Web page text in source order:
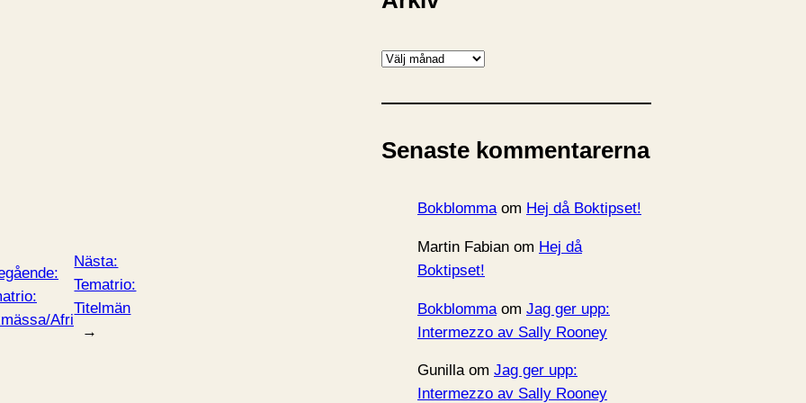
Afri
Nästa:
Tematrio:
Titelmän
→
A
k
v
Senaste kommentarerna
Bokblommaom Hej då Boktipset!
Martin Fabian om Hej då
Boktipset!
Bokblomma om Jag ger upp:
Intermezzo av Sally Rooney
Gunillaom Jag ger upp:
Intermezzo av Sally Rooney